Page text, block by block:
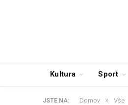
Kultura Sport
JSTE NA: Domov » Vše